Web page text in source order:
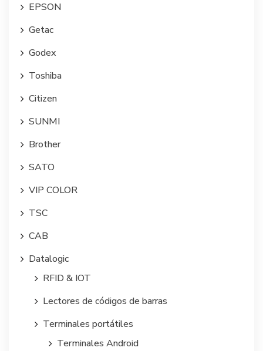
EPSON
Getac
Godex
Toshiba
Citizen
SUNMI
Brother
SATO
VIP COLOR
TSC
CAB
Datalogic
RFID & IOT
Lectores de códigos de barras
Terminales portátiles
Terminales Android